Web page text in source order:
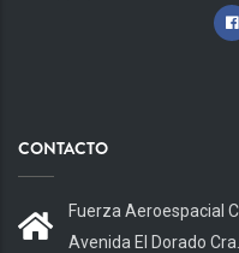
CONTACTO
Fuerza Aeroespacial
Avenida El Dorado